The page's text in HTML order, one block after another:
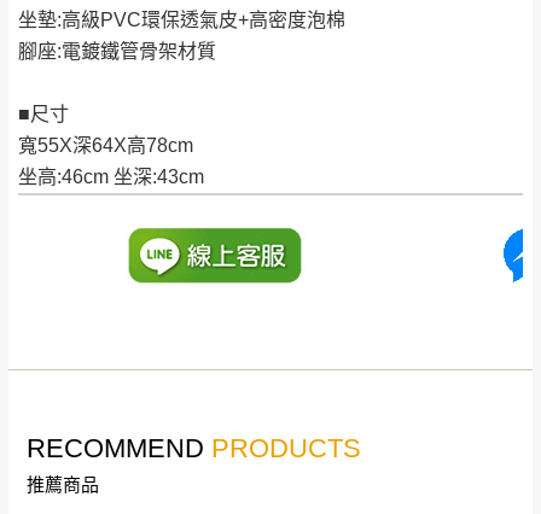
坐墊:高級PVC環保透氣皮+高密度泡棉
腳座:電鍍鐵管骨架材質
■尺寸
寬55X深64X高78cm
坐高:46cm 坐深:43cm
NT$500元
＊A108產品另收運費
苗栗
NT$500元
＊A108產品另收運費
配送天數：5~14天
台北市、新北市地區固定每周(三)、(日)兩天收送貨
機當天到貨前皆會再與您通知，讓你不用整
天在家等貨，以節省您的寶貴時間。
發票寄送：
完成出貨15個工作天另行寄出，另外約加上2~7個
工作天內送達，如遇國定假日將順延寄送。
皆由本站負責，所有退回及換貨之商品必須
RECOMMEND PRODUCTS
推薦商品